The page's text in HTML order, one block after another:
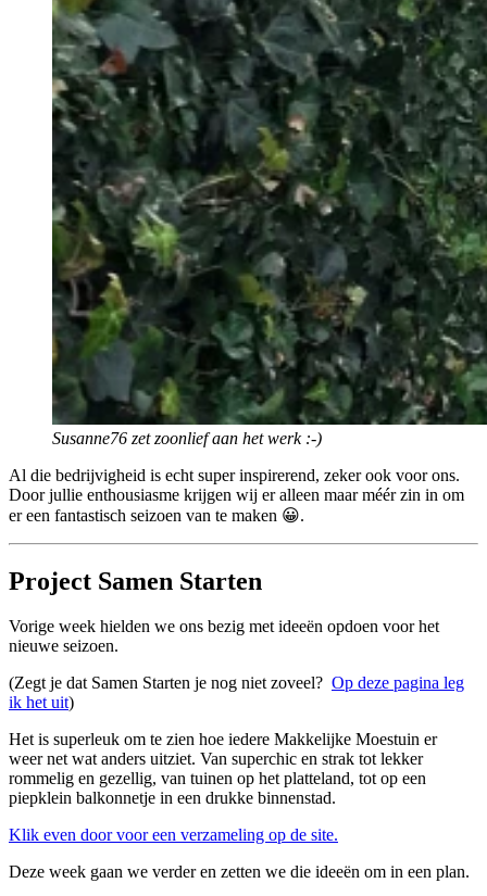
Susanne76 zet zoonlief aan het werk :-)
Al die bedrijvigheid is echt super inspirerend, zeker ook voor ons.
Door jullie enthousiasme krijgen wij er alleen maar méér zin in om
er een fantastisch seizoen van te maken 😀.
Project Samen Starten
Vorige week hielden we ons bezig met ideeën opdoen voor het
nieuwe seizoen.
(Zegt je dat Samen Starten je nog niet zoveel? Op deze pagina leg
ik het uit)
Het is superleuk om te zien hoe iedere Makkelijke Moestuin er
weer net wat anders uitziet. Van superchic en strak tot lekker
rommelig en gezellig, van tuinen op het platteland, tot op een
piepklein balkonnetje in een drukke binnenstad.
Klik even door voor een verzameling op de site.
Deze week gaan we verder en zetten we die ideeën om in een plan.